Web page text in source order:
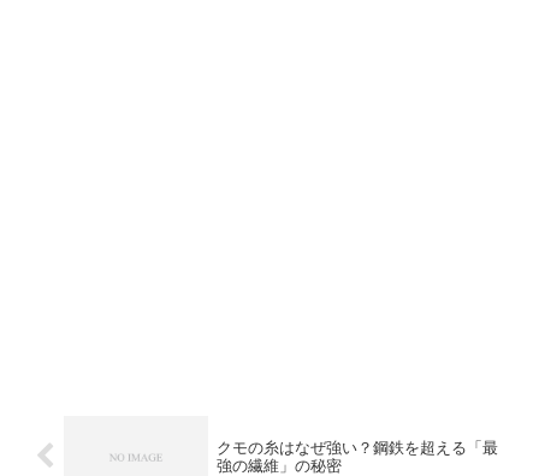
クモの糸はなぜ強い？鋼鉄を超える「最
強の繊維」の秘密